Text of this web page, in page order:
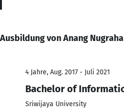
Ausbildung von Anang Nugraha
4 Jahre, Aug. 2017 - Juli 2021
Bachelor of
Sriwijaya University